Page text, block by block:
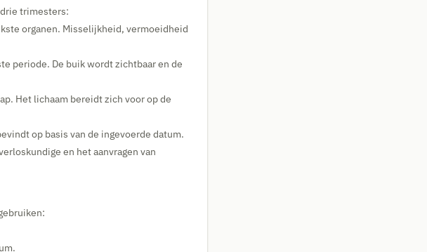
trimesters:
organen. Misselijkheid, vermoeidheid
periode. De buik wordt zichtbaar en de
Het lichaam bereidt zich voor op de
op basis van de ingevoerde datum.
en het aanvragen van